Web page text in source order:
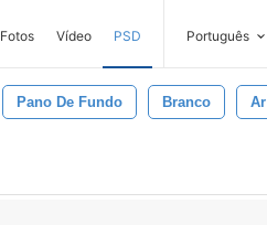
Fotos Vídeo PSD Português
Pano De Fundo Branco Ar